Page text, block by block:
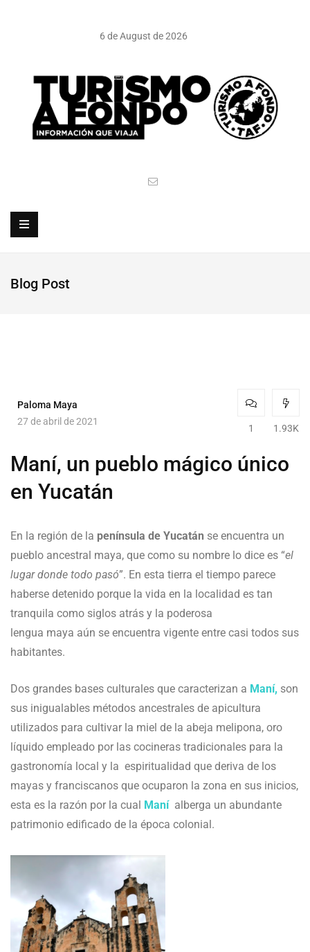
6 de August de 2026
Blog Post
Paloma Maya
27 de abril de 2021
1 1.93K
Maní, un pueblo mágico único
en Yucatán
En la región de la península de Yucatán se encuentra un
pueblo ancestral maya, que como su nombre lo dice es “el
lugar donde todo pasó”. En esta tierra el tiempo parece
haberse detenido porque la vida en la localidad es tan
tranquila como siglos atrás y la poderosa
lengua maya aún se encuentra vigente entre casi todos sus
habitantes.
Dos grandes bases culturales que caracterizan a Maní, son
sus inigualables métodos ancestrales de apicultura
utilizados para cultivar la miel de la abeja melipona, oro
líquido empleado por las cocineras tradicionales para la
gastronomía local y la espiritualidad que deriva de los
mayas y franciscanos que ocuparon la zona en sus inicios,
esta es la razón por la cual
Maní alberga un abundante
patrimonio edificado de la época colonial.